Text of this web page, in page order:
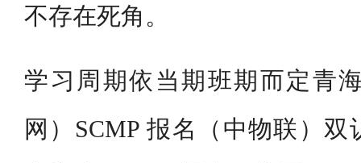
不存在死角。
学习周期依当期班期而定青
网）SCMP 报名（中物联）